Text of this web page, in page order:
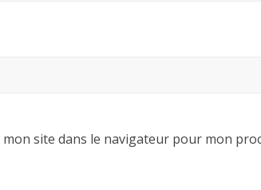
site dans le navigateur pour mon